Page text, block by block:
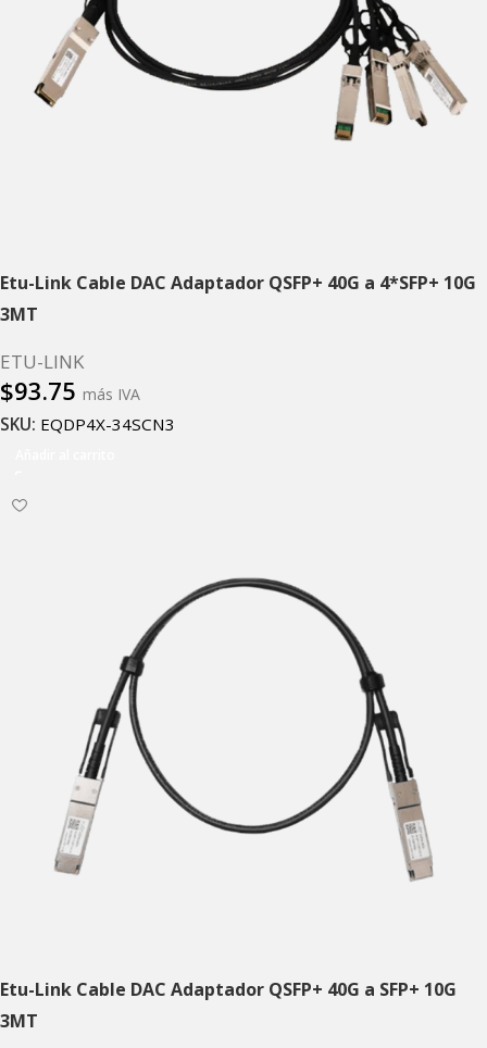
Etu-Link Cable DAC Adaptador QSFP+ 40G a 4*SFP+ 10G
3MT
ETU-LINK
$93.75 más IVA
SKU: EQDP4X-34SCN3
Etu-Link Cable DAC Adaptador QSFP+ 40G a SFP+ 10G
3MT